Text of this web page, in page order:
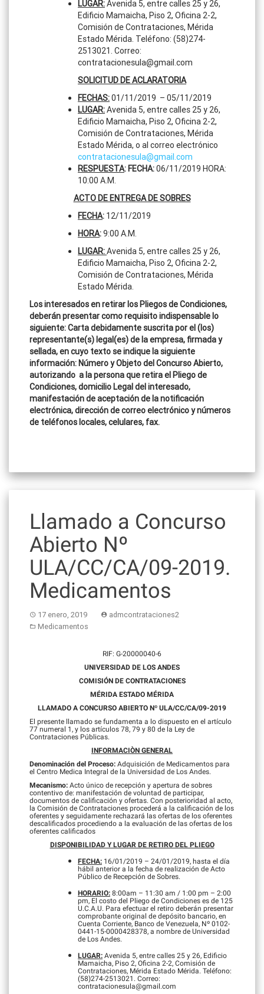
LUGAR:Avenida 5, entre calles 25 y 26,
Edificio Mamaicha, Piso 2, Oficina 2-2,
Comisión de Contrataciones, Mérida
Estado Mérida. Teléfono: (58)274-
2513021. Correo:
contratacionesula@gmail.com
SOLICITUD DE ACLARATORIA
FECHAS:01/11/2019 – 05/11/2019
LUGAR:Avenida 5, entre calles 25 y 26,
Edificio Mamaicha, Piso 2, Oficina 2-2,
Comisión de Contrataciones, Mérida
Estado Mérida, o al correo electrónico
contratacionesula@gmail.com
RESPUESTA: FECHA:06/11/2019 HORA:
10:00 A.M.
ACTO DE ENTREGA DE SOBRES
FECHA: 12/11/2019
HORA:9:00 A.M.
LUGAR:Avenida 5, entre calles 25 y 26,
Edificio Mamaicha, Piso 2, Oficina 2-2,
Comisión de Contrataciones, Mérida
Estado Mérida.
Los interesados en retirar los Pliegos de Condiciones,
deberán presentar como requisito indispensable lo
siguiente: Carta debidamente suscrita por el (los)
representante(s) legal(es) de la empresa, firmada y
sellada, en cuyo texto se indique la siguiente
información: Número y Objeto del Concurso Abierto,
autorizando a la persona que retira el Pliego de
Condiciones, domicilio Legal del interesado,
manifestación de aceptación de la notificación
electrónica, dirección de correo electrónico y números
de teléfonos locales, celulares, fax.
Llamado a Concurso
Abierto Nº
ULA/CC/CA/09-2019.
Medicamentos
17 enero, 2019
admcontrataciones2
Medicamentos
RIF: G-20000040-6
UNIVERSIDAD DE LOS ANDES
COMISIÓN DE CONTRATACIONES
MÉRIDA ESTADO MÉRIDA
LLAMADO A CONCURSO ABIERTO Nº ULA/CC/CA/09-2019
El presente llamado se fundamenta a lo dispuesto en el artículo
77 numeral 1, y los artículos 78, 79 y 80 de la Ley de
Contrataciones Públicas.
INFORMACIÒN GENERAL
Denominación del Proceso: Adquisición de Medicamentos para
el Centro Medica Integral de la Universidad de Los Andes.
Mecanismo: Acto único de recepción y apertura de sobres
contentivo de: manifestación de voluntad de participar,
documentos de calificación y ofertas. Con posterioridad al acto,
la Comisión de Contrataciones procederá a la calificación de los
oferentes y seguidamente rechazará las ofertas de los oferentes
descalificados procediendo a la evaluación de las ofertas de los
oferentes calificados
DISPONIBILIDAD Y LUGAR DE RETIRO DEL PLIEGO
FECHA: 16/01/2019 – 24/01/2019, hasta el día
hábil anterior a la fecha de realización de Acto
Público de Recepción de Sobres.
HORARIO: 8:00am – 11:30 am / 1:00 pm – 2:00
pm, El costo del Pliego de Condiciones es de 125
U.C.A.U. Para efectuar el retiro deberán presentar
comprobante original de depósito bancario, en
Cuenta Corriente, Banco de Venezuela, Nº 0102-
0441-15-0000428378, a nombre de Universidad
de Los Andes.
LUGAR: Avenida 5, entre calles 25 y 26, Edificio
Mamaicha, Piso 2, Oficina 2-2, Comisión de
Contrataciones, Mérida Estado Mérida. Teléfono:
(58)274-2513021. Correo:
contratacionesula@gmail.com